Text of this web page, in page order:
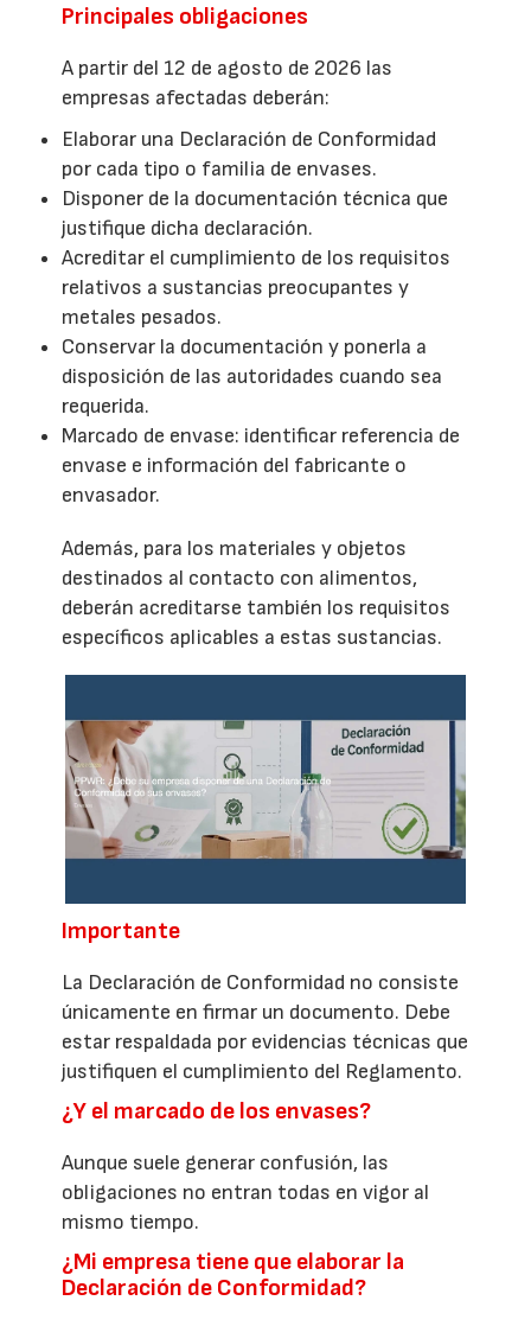
Principales obligaciones
A partir del 12 de agosto de 2026 las
empresas afectadas deberán:
Elaborar una Declaración de Conformidad
por cada tipo o familia de envases.
Disponer de la documentación técnica que
justifique dicha declaración.
Acreditar el cumplimiento de los requisitos
relativos a sustancias preocupantes y
metales pesados.
Conservar la documentación y ponerla a
disposición de las autoridades cuando sea
requerida.
Marcado de envase: identificar referencia de
envase e información del fabricante o
envasador.
Además, para los materiales y objetos
destinados al contacto con alimentos,
deberán acreditarse también los requisitos
específicos aplicables a estas sustancias.
Importante
La Declaración de Conformidad no consiste
únicamente en firmar un documento. Debe
estar respaldada por evidencias técnicas que
justifiquen el cumplimiento del Reglamento.
¿Y el marcado de los envases?
Aunque suele generar confusión, las
obligaciones no entran todas en vigor al
mismo tiempo.
¿Mi empresa tiene que elaborar la
Declaración de Conformidad?